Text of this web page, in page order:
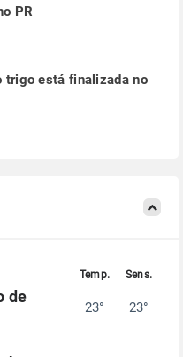
PR
trigo está finalizada no
de
23° 23°